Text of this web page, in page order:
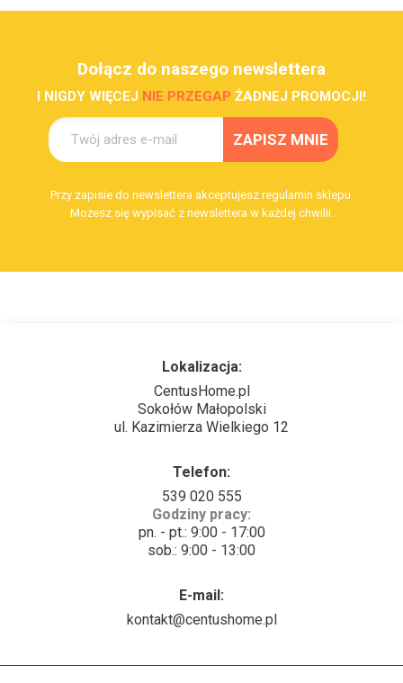
Dołącz do naszego newslettera
I NIGDY WIĘCEJ NIE PRZEGAP ŻADNEJ PROMOCJI!
Przy zapisie do newslettera akceptujesz regulamin sklepu.
Możesz się wypisać z newslettera w każdej chwilii.
Lokalizacja:
CentusHome.pl
Sokołów Małopolski
ul. Kazimierza Wielkiego 12
Telefon:
539 020 555
Godziny pracy:
pn. - pt.: 9:00 - 17:00
sob.: 9:00 - 13:00
E-mail:
kontakt@centushome.pl